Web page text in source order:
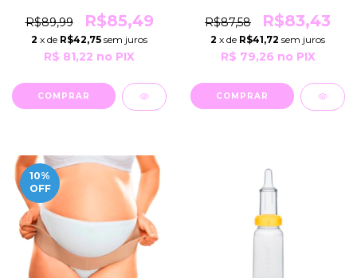
Ponteira COR Mel Natural
GRUPO 101 Kendall
R$89,99 R$85,49
2 x de R$42,75 sem juros
R$ 81,22 no PIX
COMPRAR
R3409 Mylady
R$87,58 R$83,43
2 x de R$41,72 sem juros
R$ 79,26 no PIX
COMPRAR
10%
OFF